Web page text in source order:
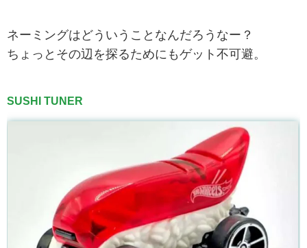
ネーミングはどういうことなんだろうなー？
ちょっとその辺を探るためにもゲット不可避。
SUSHI TUNER